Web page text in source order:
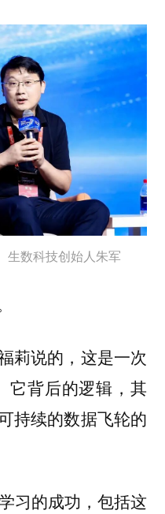
生数科技创始人朱军
莉说的，这是一次
它背后的逻辑，其
持续的数据飞轮的
习的成功，包括这